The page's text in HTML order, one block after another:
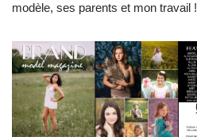
modèle, ses parents et mon travail !